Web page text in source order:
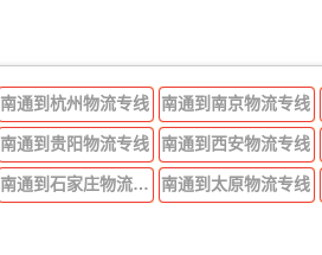
南通到杭州物流专线 南通到南京物流专线
南通到贵阳物流专线 南通到西安物流专线
南通到石家庄物流专线 南通到太原物流专线